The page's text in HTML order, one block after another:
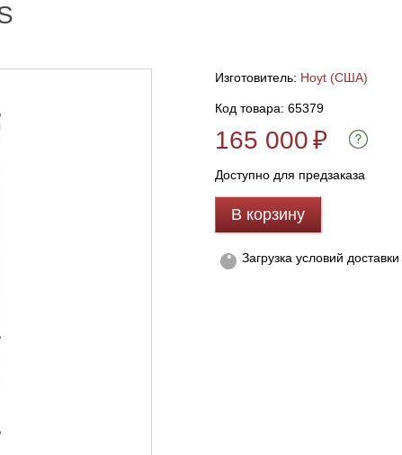
Изготовитель: Hoyt (США)
Код товара: 65379
165 000₽
Доступно для предзаказа
В корзину
Загрузка условий доставки